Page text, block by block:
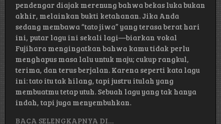
pendengar diajak merenung bahwa bekas luka bukan
akhir, melainkan bukti ketahanan. Jika Anda
sedang membawa “tato jiwa” yang terasa berat hari
ini, putar lagu ini sekali lagi—biarkan vokal
Fujihara mengingatkan bahwa kamu tidak perlu
menghapus masa lalu untuk maju; cukup rangkul,
terima, dan terus berjalan. Karena seperti kata lagu
ini: tato itu tak hilang, tapi justru itulah yang
membuatmu tetap utuh. Sebuah lagu yang tak hanya
indah, tapi juga menyembuhkan.
BACA SELENGKAPNYA DI…